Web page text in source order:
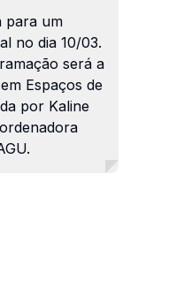
para um
no dia 10/03.
será a
Espaços de
por Kaline